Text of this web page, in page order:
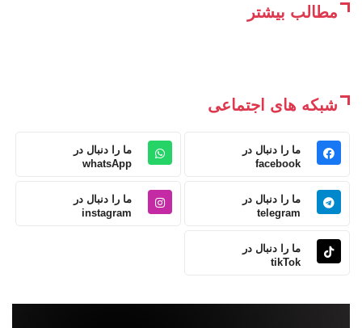
مطالب بیشتر
شبکه های اجتماعی
ما را دنبال در
facebook
ما را دنبال در
whatsApp
ما را دنبال در
telegram
ما را دنبال در
instagram
ما را دنبال در
tikTok